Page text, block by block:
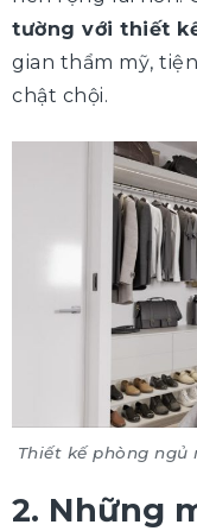
tường với thiết
gian thẩm mỹ,
chật chội.
Thiết kế phòng
2. Những